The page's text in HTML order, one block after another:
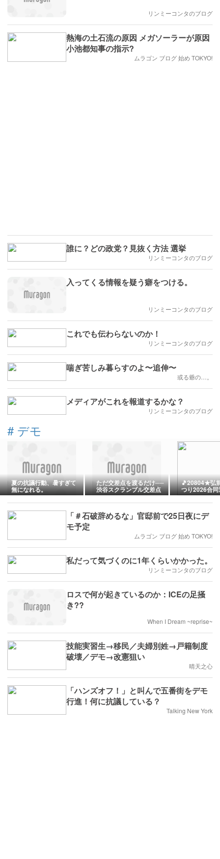
リンミーコンタのブログ
熱海の土石流の原因 メガソーラーが原因
小池都知事の指示?
ムラゴン ブログ 始め TOKYO!
誰に？どの政党？見抜く方法 選挙
リンミーコンタのブログ
入ってくる情報を疑う癖をつける。
リンミーコンタのブログ
これでも伝わらないのか！
リンミーコンタのブログ
喘ぎ苦しみ暮らすのよ〜追伸〜
或る爺の…。
メディアがこれを報道するかな？
リンミーコンタのブログ
# デモ
夏の抗議行動、暑すぎて
無になれる。
ただ交差点を渡るだけ──
渋谷スクランブル交差点
デモが革新的な3つの理由
🎵20804★弘
つり2026合
ブ配信(LIVE)
チャンネル
接種が始ま
RNAワクチン
Covid＝中程
ども厳しく責
本がデモに慣
なら、次はス
政党、神谷宗
一の又甥だっ
「＃石破辞めるな」官邸前で25日夜にデ
モ予定
ムラゴン ブログ 始め TOKYO!
私だって気づくのに1年くらいかかった。
リンミーコンタのブログ
ロスで何が起きているのか：ICEの足掻
き??
When I Dream ~reprise~
技能実習生→移民／夫婦別姓→戸籍制度
破壊／デモ→改憲狙い
晴天之心
「ハンズオフ！」と叫んで五番街をデモ
行進！何に抗議している？
Talking New York